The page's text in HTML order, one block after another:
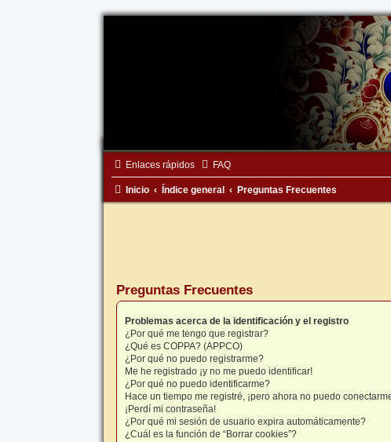
Enlaces rápidos FAQ
Inicio Índice general Preguntas Frecuentes
Preguntas Frecuentes
Problemas acerca de la identificación y el registro
¿Por qué me tengo que registrar?
¿Qué es COPPA? (APPCO)
¿Por qué no puedo registrarme?
Me he registrado ¡y no me puedo identificar!
¿Por qué no puedo identificarme?
Hace un tiempo me registré, ¡pero ahora no puedo
¡Perdí mi contraseña!
¿Por qué mi sesión de usuario expira automáticamente?
¿Cuál es la función de “Borrar cookies”?